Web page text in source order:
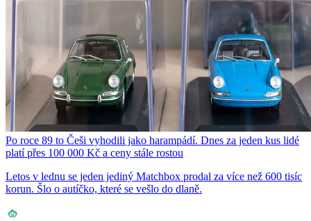
Po roce 89 to Češi vyhodili jako harampádí. Dnes za jeden kus lidé
platí přes 100 000 Kč a ceny stále rostou
Letos v lednu se jeden jediný Matchbox prodal za více než 600 tisíc
korun. Šlo o autíčko, které se vešlo do dlaně.